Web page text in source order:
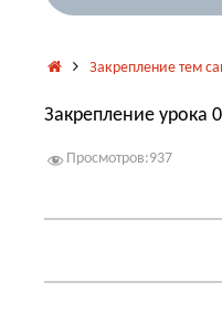
Главная
Закрепление тем
Закрепление урока
Просмотров:937